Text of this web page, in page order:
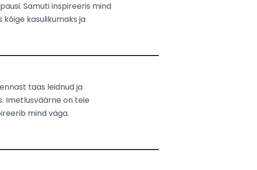
Samuti inspireeris mind
kasulikumaks ja
taas leidnud ja
Imetlusväärne on teie
mind väga.